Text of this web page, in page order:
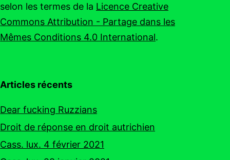
selon les termes de la Licence Creative
Commons Attribution - Partage dans les
Mêmes Conditions 4.0 International.
Articles récents
Dear fucking Ruzzians
Droit de réponse en droit autrichien
Cass. lux. 4 février 2021